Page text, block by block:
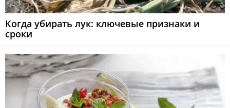
Когда убирать лук: ключевые признаки и
сроки